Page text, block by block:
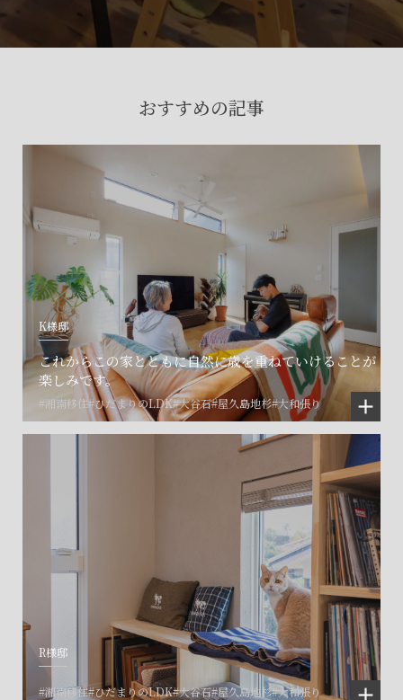
おすすめの記事
K様邸
これからこの家とともに自然に歳を重ねていけることが
楽しみです。
#湘南移住#ひだまりのLDK#大谷石#屋久島地杉#大和張り
R様邸
#湘南移住#ひだまりのLDK#大谷石#屋久島地杉#大和張り
お問い合わせはこちらから
ご相談はこちら
関連施設一覧
©SET inc.